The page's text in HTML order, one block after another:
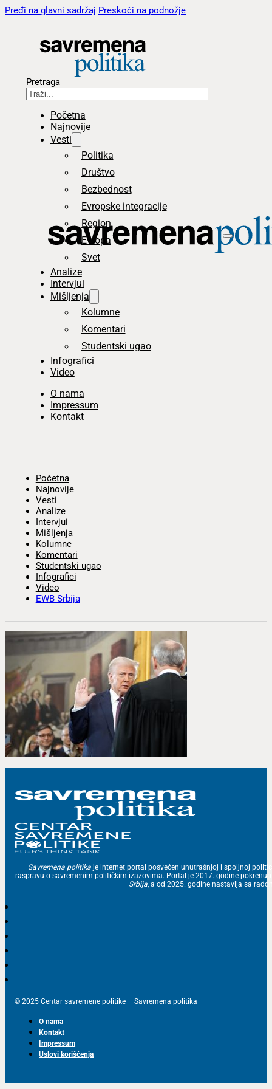
Pređi na glavni sadržaj Preskoči na podnožje
Pretraga
Početna
Najnovije
Vesti
Politika
Društvo
Bezbednost
Evropske integracije
Region
Evropa
Svet
Analize
Intervjui
Mišljenja
Kolumne
Komentari
Studentski ugao
Infografici
Video
O nama
Impressum
Kontakt
Početna
Najnovije
Vesti
Analize
Intervjui
Mišljenja
Kolumne
Komentari
Studentski ugao
Infografici
Video
EWB Srbija
Savremena politika je internet portal posvećen unutrašnjoj i spoljnoj
raspravu o savremenim političkim izazovima. Portal je 2017. godine
Srbija, a od 2025. godine nastavlja sa
© 2025 Centar savremene politike – Savremena politika
O nama
Kontakt
Impressum
Uslovi korišćenja